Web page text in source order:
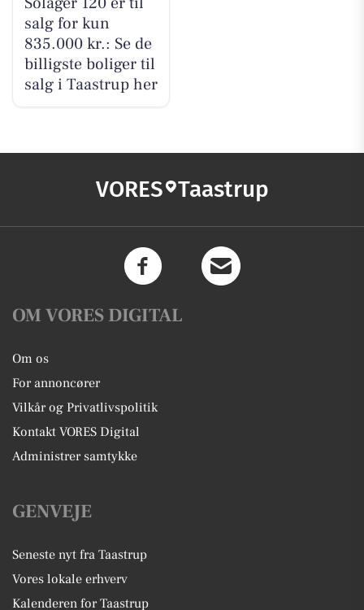
salg for kun
835.000 kr.: Se de
billigste boliger til
salg i Taastrup her
VORES Taastrup
OM VORES DIGITAL
Om os
For annoncører
Vilkår og Privatlivspolitik
Kontakt VORES Digital
Administrer samtykke
GENVEJE
Seneste nyt fra Taastrup
Vores lokale erhverv
Kalenderen for Taastrup